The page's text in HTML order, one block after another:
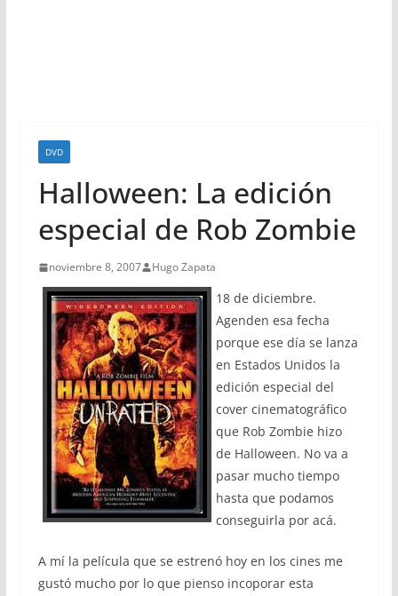
DVD
Halloween: La edición
especial de Rob Zombie
noviembre 8, 2007 Hugo Zapata
18 de diciembre.
Agenden esa fecha
porque ese día se lanza
en Estados Unidos la
edición especial del
cover cinematográfico
que Rob Zombie hizo
de Halloween. No va a
pasar mucho tiempo
hasta que podamos
conseguirla por acá.
A mí la película que se estrenó hoy en los cines me
gustó mucho por lo que pienso incoporar esta